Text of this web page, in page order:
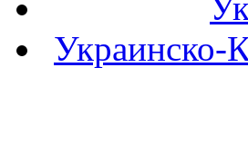
Украинско-